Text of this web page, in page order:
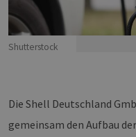
Shutterstock
Die Shell Deutschland
gemeinsam den Aufbau